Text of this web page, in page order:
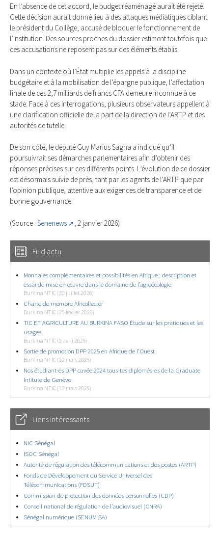
En l’absence de cet accord, le budget réaménagé aurait été rejeté.
Cette décision aurait donné lieu à des attaques médiatiques ciblant
le président du Collège, accusé de bloquer le fonctionnement de
l’institution. Des sources proches du dossier estiment toutefois que
ces accusations ne reposent pas sur des éléments établis.
Dans un contexte où l’État multiplie les appels à la discipline
budgétaire et à la mobilisation de l’épargne publique, l’affectation
finale de ces 2,7 milliards de francs CFA demeure inconnue à ce
stade. Face à ces interrogations, plusieurs observateurs appellent à
une clarification officielle de la part de la direction de l’ARTP et des
autorités de tutelle.
De son côté, le député Guy Marius Sagna a indiqué qu’il
poursuivrait ses démarches parlementaires afin d’obtenir des
réponses précises sur ces différents points. L’évolution de ce dossier
est désormais suivie de près, tant par les agents de l’ARTP que par
l’opinion publique, attentive aux exigences de transparence et de
bonne gouvernance.
(Source : Senenews , 2 janvier 2026)
Fil d'actu
Monnaies complémentaires et possibilités en Afrique : description et
essai de mise en œuvre dans le domaine de l’agroécologie
Burkina NTIC (30 juillet 2026)
Charte de membre Africollector
Burkina NTIC (25 février 2026)
TIC ET AGRICULTURE AU BURKINA FASO Étude sur les pratiques et les
usages
Burkina NTIC (9 avril 2025)
Sortie de promotion DPP 2025 en Afrique de l’Ouest
Burkina NTIC (12 mars 2025)
Nos étudiant-es DPP cuvée 2024 tous-tes diplomés-es de la Graduate
Intitute de Genève
Burkina NTIC (12 mars 2025)
Liens intéressants
NIC Sénégal
ISOC Sénégal
Autorité de régulation des télécommunications et des postes (ARTP)
Fonds de Développement du Service Universel des
Télécommunications (FDSUT)
Commission de protection des données personnelles (CDP)
Conseil national de régulation de l’audiovisuel (CNRA)
Sénégal numérique (SENUM SA)